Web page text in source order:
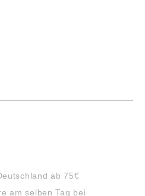
ab 75€
am selben Tag bei